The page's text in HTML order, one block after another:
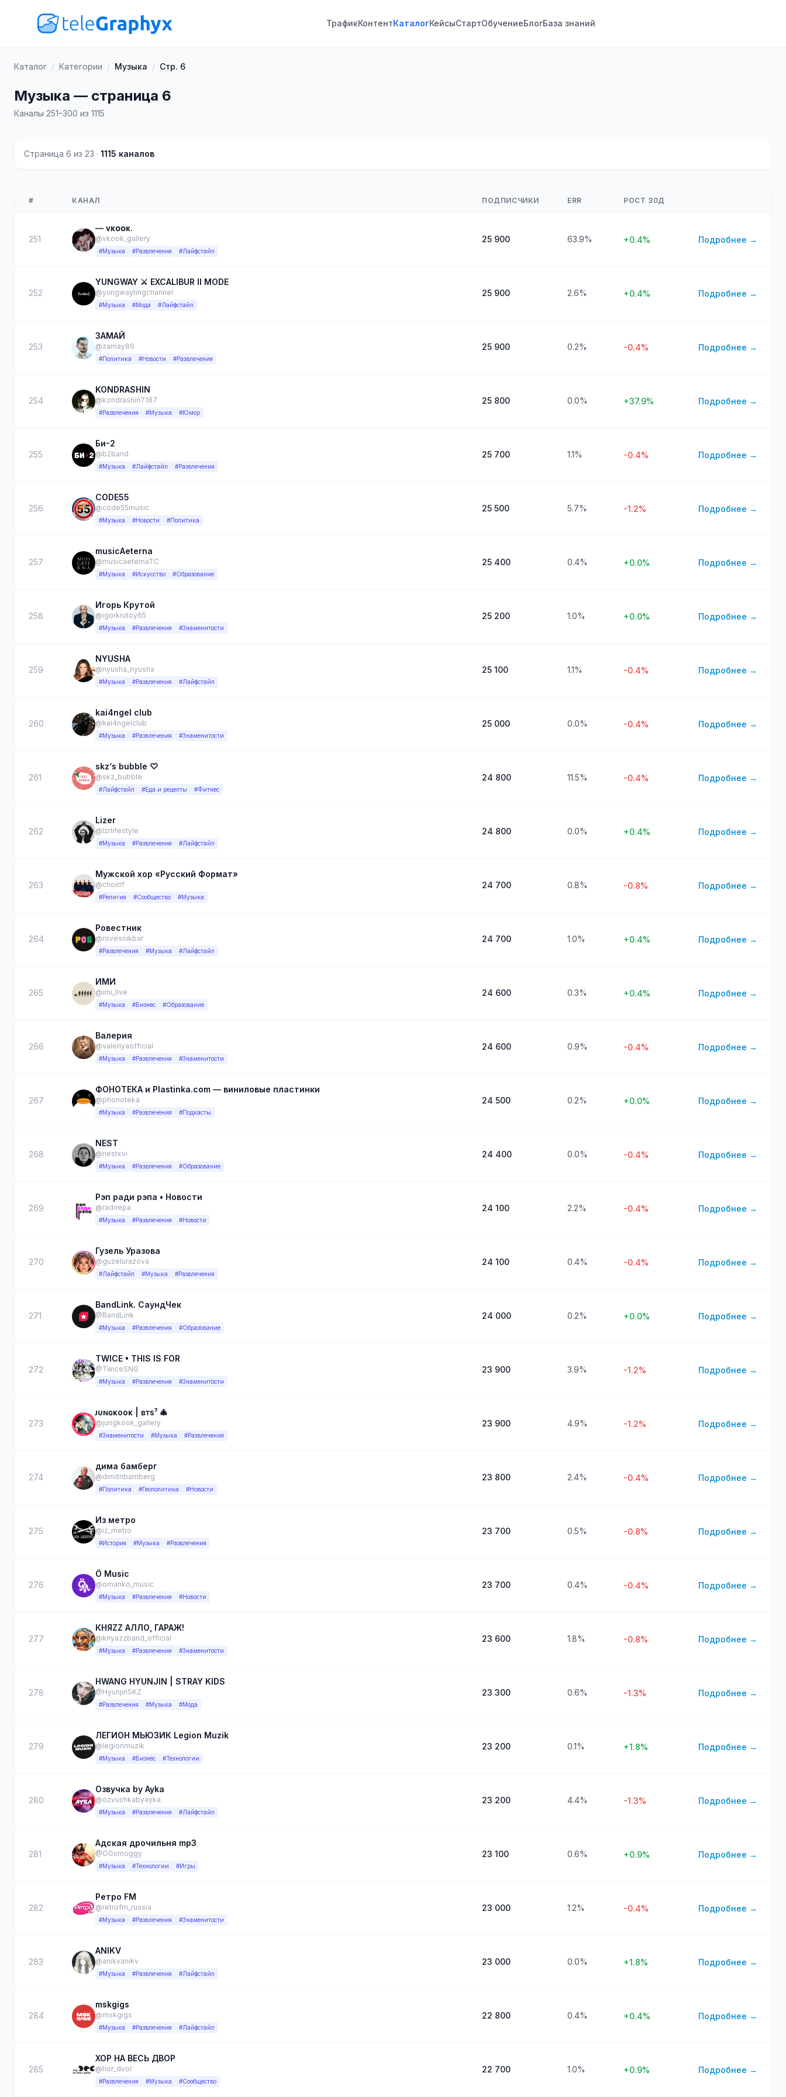
ТрафикКонтентКаталогКейсыСтартОбучениеБлогБаза знаний
Каталог / Категории / Музыка / Стр. 6
Музыка — страница 6
Каналы 251–300 из 1115
Страница 6 из 23 · 1115 каналов
# КАНАЛ ПОДПИСЧИКИ ERR РОСТ 30Д
251
— ᴠᴋᴏᴏᴋ.
@vkook_gallery
#Музыка #Развлечения #Лайфстайл
25 900 63.9% +0.4% Подробнее →
252
YUNGWAY ⚔️ EXCALIBUR II MODE
@yungwaytingchannel
#Музыка #Мода #Лайфстайл
25 900 2.6% +0.4% Подробнее →
253
ЗАМАЙ
@zamay86
#Политика #Новости #Развлечения
25 900 0.2% -0.4% Подробнее →
254
KONDRASHIN
@kondrashin7187
#Развлечения #Музыка #Юмор
25 800 0.0% +37.9% Подробнее →
255
Би-2
@b2band
#Музыка #Лайфстайл #Развлечения
25 700 1.1% -0.4% Подробнее →
256
CODE55
@code55music
#Музыка #Новости #Политика
25 500 5.7% -1.2% Подробнее →
257
musicAeterna
@musicaeternaTC
#Музыка #Искусство #Образование
25 400 0.4% +0.0% Подробнее →
258
Игорь Крутой
@igorkrutoy65
#Музыка #Развлечения #Знаменитости
25 200 1.0% +0.0% Подробнее →
259
NYUSHA
@nyusha_nyusha
#Музыка #Развлечения #Лайфстайл
25 100 1.1% -0.4% Подробнее →
260
kai4ngel club
@kai4ngelclub
#Музыка #Развлечения #Знаменитости
25 000 0.0% -0.4% Подробнее →
261
skz‘s bubble ♡
@skz_bubble
#Лайфстайл #Еда и рецепты #Фитнес
24 800 11.5% -0.4% Подробнее →
262
Lizer
@lzrlifestyle
#Музыка #Развлечения #Лайфстайл
24 800 0.0% +0.4% Подробнее →
263
Мужской хор «Русский Формат»
@choirrf
#Религия #Сообщество #Музыка
24 700 0.8% -0.8% Подробнее →
264
Ровестник
@rovesnikbar
#Развлечения #Музыка #Лайфстайл
24 700 1.0% +0.4% Подробнее →
265
ИМИ
@imi_live
#Музыка #Бизнес #Образование
24 600 0.3% +0.4% Подробнее →
266
Валерия
@valeriyaofficial
#Музыка #Развлечения #Знаменитости
24 600 0.9% -0.4% Подробнее →
267
ФОНОТЕКА и Plastinka.com — виниловые пластинки
@phonoteka
#Музыка #Развлечения #Подкасты
24 500 0.2% +0.0% Подробнее →
268
NEST
@nestxvi
#Музыка #Развлечения #Образование
24 400 0.0% -0.4% Подробнее →
269
Рэп ради рэпа • Новости
@radirepa
#Музыка #Развлечения #Новости
24 100 2.2% -0.4% Подробнее →
270
Гузель Уразова
@guzelurazova
#Лайфстайл #Музыка #Развлечения
24 100 0.4% -0.4% Подробнее →
271
BandLink. СаундЧек
@BandLink
#Музыка #Развлечения #Образование
24 000 0.2% +0.0% Подробнее →
272
TWICE • THIS IS FOR
@TwiceSNG
#Музыка #Развлечения #Знаменитости
23 900 3.9% -1.2% Подробнее →
273
ᴊᴜɴɢᴋooᴋ | ʙᴛs⁷ 🎄
@jungkook_gallery
#Знаменитости #Музыка #Развлечения
23 900 4.9% -1.2% Подробнее →
274
дима бамберг
@dimitribamberg
#Политика #Геополитика #Новости
23 800 2.4% -0.4% Подробнее →
275
Из метро
@iz_metro
#История #Музыка #Развлечения
23 700 0.5% -0.8% Подробнее →
276
Ö Music
@omanko_music
#Музыка #Развлечения #Новости
23 700 0.4% -0.4% Подробнее →
277
КНЯZZ АЛЛО, ГАРАЖ!
@knyazzband_official
#Музыка #Развлечения #Знаменитости
23 600 1.8% -0.8% Подробнее →
278
HWANG HYUNJIN | STRAY KIDS
@HyunjinSKZ
#Развлечения #Музыка #Мода
23 300 0.6% -1.3% Подробнее →
279
ЛЕГИОН МЬЮЗИК Legion Muzik
@legionmuzik
#Музыка #Бизнес #Технологии
23 200 0.1% +1.8% Подробнее →
280
Озвучка by Ayka
@ozvuchkabyayka
#Музыка #Развлечения #Лайфстайл
23 200 4.4% -1.3% Подробнее →
281
Адская дрочильня mp3
@OGsmoggy
#Музыка #Технологии #Игры
23 100 0.6% +0.9% Подробнее →
282
Ретро FM
@retrofm_russia
#Музыка #Развлечения #Знаменитости
23 000 1.2% -0.4% Подробнее →
283
ANIKV
@anikvanikv
#Музыка #Развлечения #Лайфстайл
23 000 0.0% +1.8% Подробнее →
284
mskgigs
@mskgigs
#Музыка #Развлечения #Лайфстайл
22 800 0.4% +0.4% Подробнее →
285
ХОР НА ВЕСЬ ДВОР
@hor_dvor
#Развлечения #Музыка #Сообщество
22 700 1.0% +0.9% Подробнее →